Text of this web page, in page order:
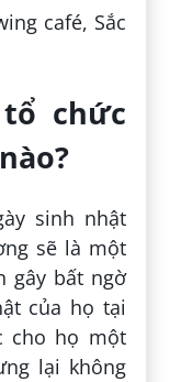
café, Sắc
chức
sinh nhật
sẽ là một
gây bất ngờ
của họ tại
cho họ một
lại không